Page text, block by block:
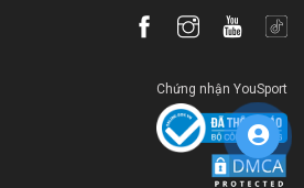
Chứng nhận YouSport